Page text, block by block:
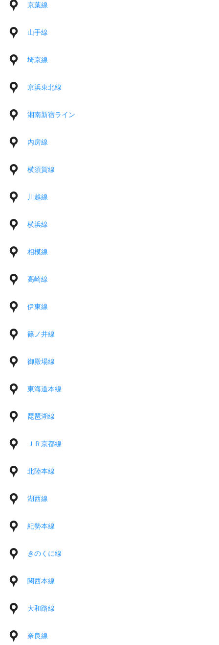
京葉線
山手線
埼京線
京浜東北線
湘南新宿ライン
内房線
横須賀線
川越線
横浜線
相模線
高崎線
伊東線
篠ノ井線
御殿場線
東海道本線
琵琶湖線
ＪＲ京都線
北陸本線
湖西線
紀勢本線
きのくに線
関西本線
大和路線
奈良線